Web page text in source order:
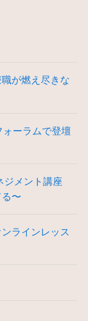
が燃え尽きな
ォーラムで登壇
ジメント講座
〜
ラインレッス